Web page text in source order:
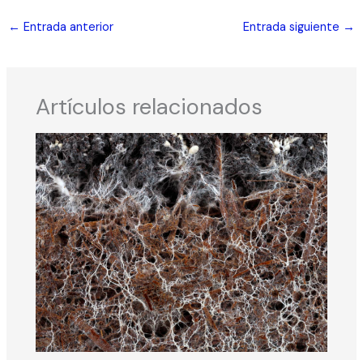
← Entrada anterior Entrada siguiente →
Artículos relacionados